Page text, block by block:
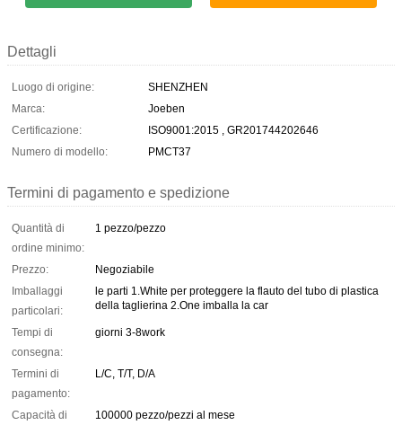
Dettagli
Luogo di origine:
SHENZHEN
Marca:
Joeben
Certificazione:
ISO9001:2015 , GR201744202646
Numero di modello:
PMCT37
Termini di pagamento e spedizione
Quantità di
ordine minimo:
1 pezzo/pezzo
Prezzo:
Negoziabile
Imballaggi
particolari:
le parti 1.White per proteggere la flauto del tubo di plastica
della taglierina 2.One imballa la car
Tempi di
consegna:
giorni 3-8work
Termini di
pagamento:
L/C, T/T, D/A
Capacità di
100000 pezzo/pezzi al mese